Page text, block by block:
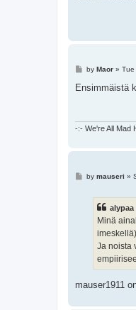
P
s
by Maor» Tue
Ensimmäistä
-:- We're All Mad
Pby mauseri »
alypaa
Minä
Ja noista
mauser1911